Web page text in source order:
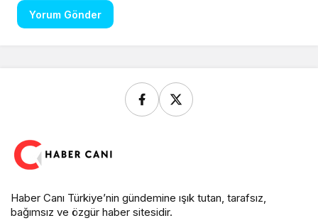
Yorum Gönder
Haber Canı Türkiye’nin gündemine ışık tutan, tarafsız,
bağımsız ve özgür haber sitesidir.